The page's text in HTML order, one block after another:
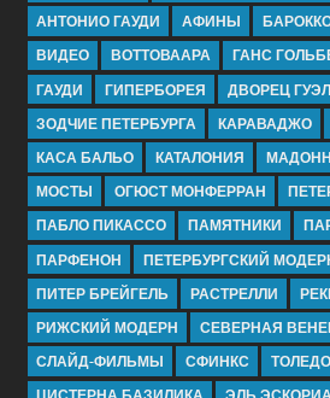
АНТОНИО ГАУДИ
АФИНЫ
ВИДЕО
ВОТТОВААРА
ГАНС
ГАУДИ
ГИПЕРБОРЕЯ ДВОРЕЦ
ЗОДЧИЕ ПЕТЕРБУРГА
КАРАВАДЖО
КАСА БАЛЬО
КАТАЛОНИЯ
МОСТЫ
ОГЮСТ МОНФЕРРАН
ПАБЛО ПИКАССО
ПАМЯТНИКИ
ПАРФЕНОН
ПЕТЕРБУРГСКИЙ
ПИТЕР БРЕЙГЕЛЬ
РАСТРЕЛЛИ
РИЖСКИЙ МОДЕРН
СЕВЕРНАЯ
СЛАЙД-ФИЛЬМЫ
СФИНКС
ТОЛЕДО